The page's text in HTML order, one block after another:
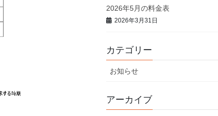
2026年5月の料金表
2026年3月31日
カテゴリー
お知らせ
アーカイブ